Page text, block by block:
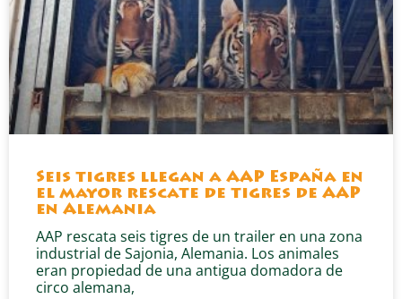
Seis tigres llegan a AAP España en
el mayor rescate de tigres de AAP
en Alemania
AAP rescata seis tigres de un trailer en una zona
industrial de Sajonia, Alemania. Los animales
eran propiedad de una antigua domadora de
circo alemana,